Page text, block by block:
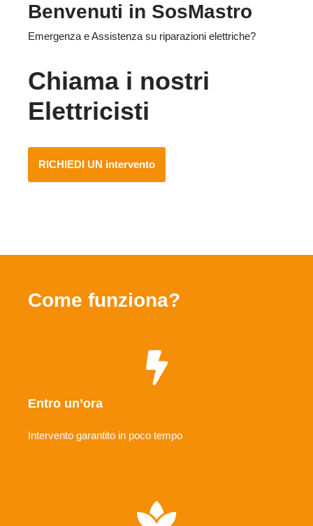
Benvenuti in SosMastro
Emergenza e Assistenza su riparazioni elettriche?
Chiama i nostri
Elettricisti
RICHIEDI UN intervento
Come funziona?
Entro un’ora
Intervento garantito in poco tempo